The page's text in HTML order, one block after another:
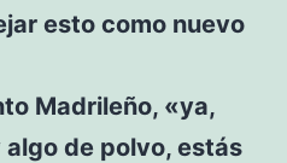
esto como nuevo
Madrileño, «ya,
de polvo, estás